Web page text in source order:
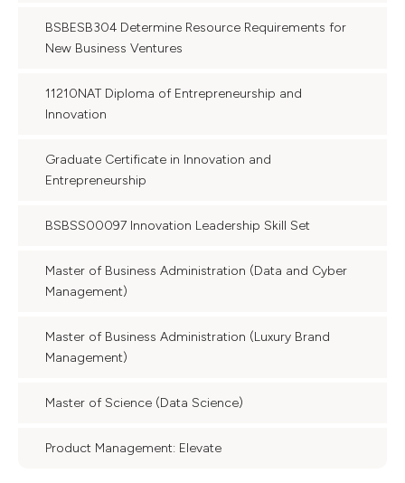
BSBESB304 Determine Resource Requirements for
New Business Ventures
11210NAT Diploma of Entrepreneurship and
Innovation
Graduate Certificate in Innovation and
Entrepreneurship
BSBSS00097 Innovation Leadership Skill Set
Master of Business Administration (Data and Cyber
Management)
Master of Business Administration (Luxury Brand
Management)
Master of Science (Data Science)
Product Management: Elevate